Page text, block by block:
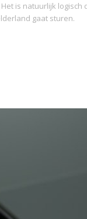
is natuurlijk
gaat sturen.